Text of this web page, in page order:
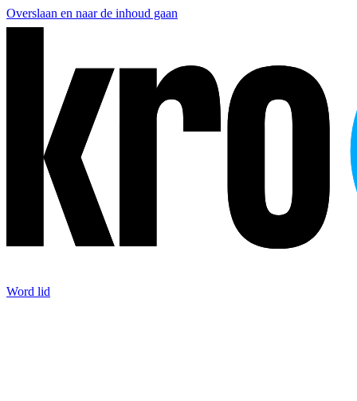
Overslaan en naar de inhoud gaan
Word lid